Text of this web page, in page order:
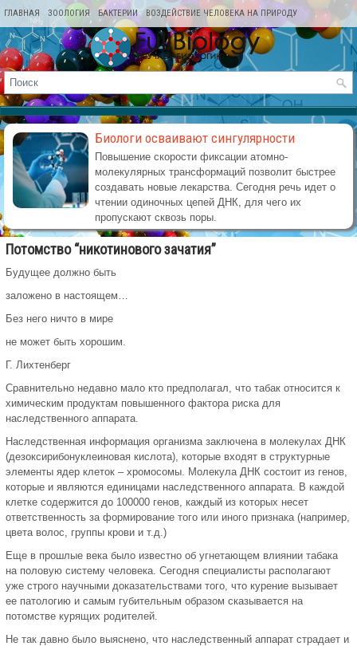
ГЛАВНАЯ ЗООЛОГИЯ БАКТЕРИИ ВОЗДЕЙСТВИЕ ЧЕЛОВЕКА НА ПРИРОДУ
КАРТА САЙТА
Биологи осваивают сингулярности
Повышение скорости фиксации атомно-
молекулярных трансформаций позволит быстрее
создавать новые лекарства. Сегодня речь идет о
чтении одиночных цепей ДНК, для чего их
пропускают сквозь поры.
Потомство “никотинового зачатия”
Будущее должно быть
заложено в настоящем…
Без него ничто в мире
не может быть хорошим.
Г. Лихтенберг
Сравнительно недавно мало кто предполагал, что табак относится к
химическим продуктам повышенного фактора риска для
наследственного аппарата.
Наследственная информация организма заключена в молекулах ДНК
(дезоксирибонуклеиновая кислота), которые входят в структурные
элементы ядер клеток – хромосомы. Молекула ДНК состоит из генов,
которые и являются единицами наследственного аппарата. В каждой
клетке содержится до 100000 генов, каждый из которых несет
ответственность за формирование того или иного признака (например,
цвета волос, группы крови и т.д.)
Еще в прошлые века было известно об угнетающем влиянии табака
на половую систему человека. Сегодня специалисты располагают
уже строго научными доказательствами того, что курение вызывает
ее патологию и самым губительным образом сказывается на
потомстве курящих родителей.
Не так давно было выяснено, что наследственный аппарат страдает и